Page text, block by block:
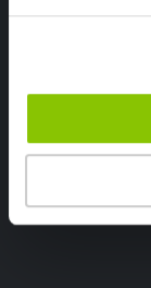
Ricevi subito uno